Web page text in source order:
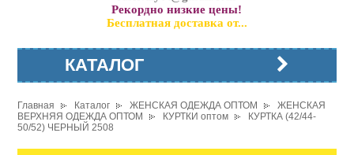
Рекордно низкие цены!
Бесплатная доставка от...
КАТАЛОГ
Главная Каталог ЖЕНСКАЯ ОДЕЖДА ОПТОМ
ЖЕНСКАЯ
ВЕРХНЯЯ ОДЕЖДА ОПТОМ
КУРТКИ оптом
КУРТКА (42/44-
50/52) ЧЕРНЫЙ 2508